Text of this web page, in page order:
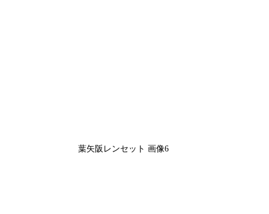
葉矢阪レンセット 画像6